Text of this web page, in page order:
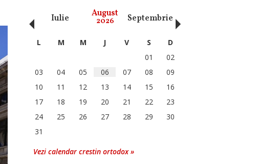
Iulie August
2026 Septembrie Octombrie
‹ L M M J V S
D
01
02
03
04 05 06 07 08
09
10
11 12 13 14 15
16
17
18 19 20 21 22
23
24
25 26 27 28 29
30
31
Vezi calendar crestin ortodox »